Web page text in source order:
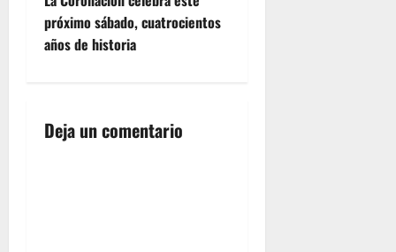
e
c
próximo sábado, cuatrocientos
años de historia
Deja un comentario